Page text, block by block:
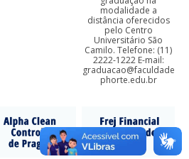
modalidade a
distância oferecidos
pelo Centro
Universitário São
Camilo. Telefone: (11)
2222-1222 E-mail:
graduacao@faculdade
phorte.edu.br